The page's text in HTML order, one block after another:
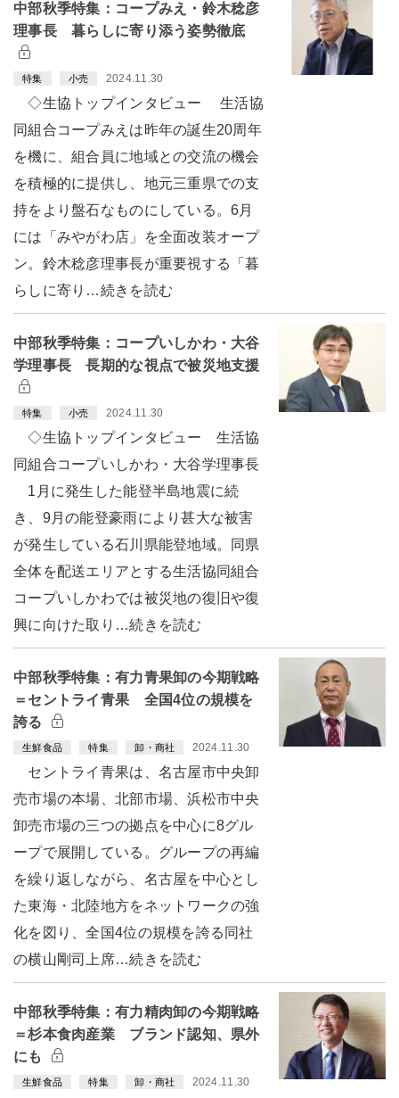
中部秋季特集：コープみえ・鈴木稔彦
理事長 暮らしに寄り添う姿勢徹底
特集 小売 2024.11.30
◇生協トップインタビュー 生活協
同組合コープみえは昨年の誕生20周年
を機に、組合員に地域との交流の機会
を積極的に提供し、地元三重県での支
持をより盤石なものにしている。6月
には「みやがわ店」を全面改装オープ
ン。鈴木稔彦理事長が重要視する「暮
らしに寄り…続きを読む
中部秋季特集：コープいしかわ・大谷
学理事長 長期的な視点で被災地支援
特集 小売 2024.11.30
◇生協トップインタビュー 生活協
同組合コープいしかわ・大谷学理事長
1月に発生した能登半島地震に続
き、9月の能登豪雨により甚大な被害
が発生している石川県能登地域。同県
全体を配送エリアとする生活協同組合
コープいしかわでは被災地の復旧や復
興に向けた取り…続きを読む
中部秋季特集：有力青果卸の今期戦略
＝セントライ青果 全国4位の規模を
誇る
生鮮食品 特集 卸・商社 2024.11.30
セントライ青果は、名古屋市中央卸
売市場の本場、北部市場、浜松市中央
卸売市場の三つの拠点を中心に8グル
ープで展開している。グループの再編
を繰り返しながら、名古屋を中心とし
た東海・北陸地方をネットワークの強
化を図り、全国4位の規模を誇る同社
の横山剛司上席…続きを読む
中部秋季特集：有力精肉卸の今期戦略
＝杉本食肉産業 ブランド認知、県外
にも
生鮮食品 特集 卸・商社 2024.11.30